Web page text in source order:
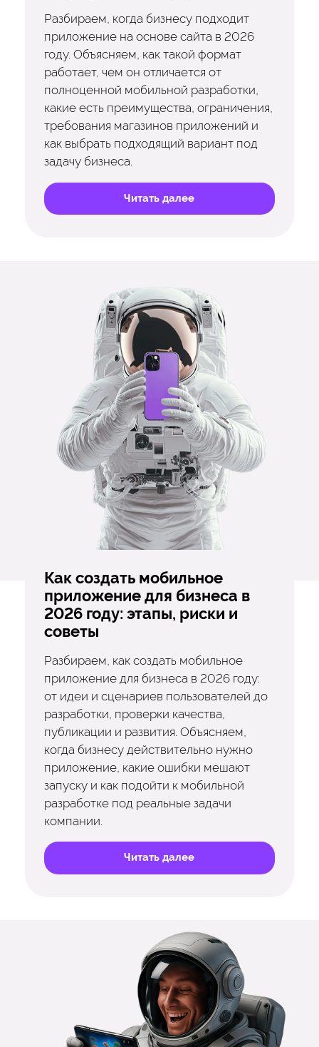
Разбираем, когда бизнесу подходит
приложение на основе сайта в 2026
году. Объясняем, как такой формат
работает, чем он отличается от
полноценной мобильной разработки,
какие есть преимущества, ограничения,
требования магазинов приложений и
как выбрать подходящий вариант под
задачу бизнеса.
Читать далее
Как создать мобильное
приложение для бизнеса в
2026 году: этапы, риски и
советы
Разбираем, как создать мобильное
приложение для бизнеса в 2026 году:
от идеи и сценариев пользователей до
разработки, проверки качества,
публикации и развития. Объясняем,
когда бизнесу действительно нужно
приложение, какие ошибки мешают
запуску и как подойти к мобильной
разработке под реальные задачи
компании.
Читать далее